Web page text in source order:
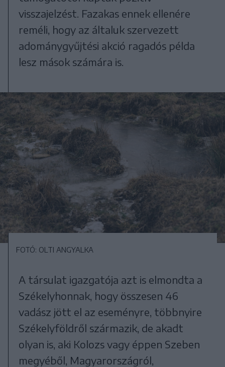
visszajelzést. Fazakas ennek ellenére
reméli, hogy az általuk szervezett
adománygyűjtési akció ragadós példa
lesz mások számára is.
FOTÓ: OLTI ANGYALKA
A társulat igazgatója azt is elmondta a
Székelyhonnak, hogy összesen 46
vadász jött el az eseményre, többnyire
Székelyföldről származik, de akadt
olyan is, aki Kolozs vagy éppen Szeben
megyéből, Magyarországról,